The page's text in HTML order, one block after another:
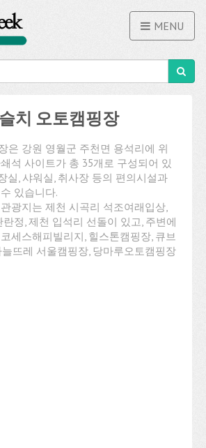
MENU
치 오토캠핑장
은 강원 영월군 주천면 용석리에 위
석 사이트가 총 35개로 구성되어 있
실, 샤워실, 취사장 등의 편의시설과
있습니다.
광지는 제천 시곡리 석조여래입상,
정, 제천 입석리 선돌이 있고, 주변에
세스해피빌리지, 힐스톤캠핑장, 큐브
뜨레 서울캠핑장, 당마루오토캠핑장